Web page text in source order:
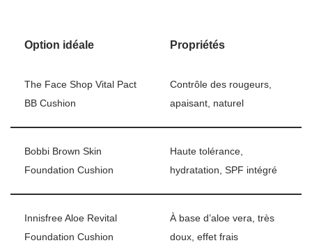
Option idéale Propriétés
The Face Shop Vital Pact
BB Cushion
Contrôle des rougeurs,
apaisant, naturel
Bobbi Brown Skin
Foundation Cushion
Haute tolérance,
hydratation, SPF intégré
Innisfree Aloe Revital
Foundation Cushion
À base d’aloe vera, très
doux, effet frais